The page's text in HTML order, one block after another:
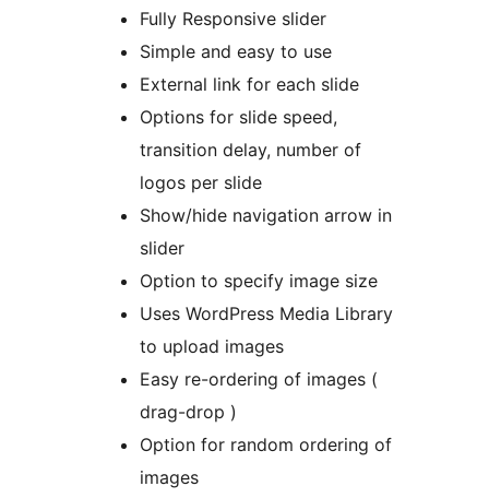
Fully Responsive slider
Simple and easy to use
External link for each slide
Options for slide speed,
transition delay, number of
logos per slide
Show/hide navigation arrow in
slider
Option to specify image size
Uses WordPress Media Library
to upload images
Easy re-ordering of images (
drag-drop )
Option for random ordering of
images